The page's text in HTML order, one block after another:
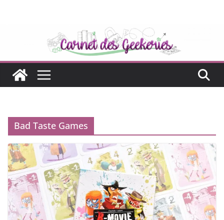
Bad Taste Games